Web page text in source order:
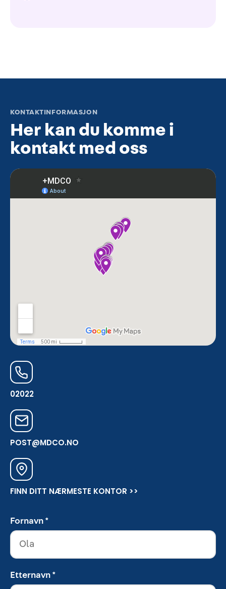
KONTAKTINFORMASJON
Her kan du komme i
kontakt med oss
02022
POST@MDCO.NO
FINN DITT NÆRMESTE KONTOR >>
Fornavn *
Etternavn *